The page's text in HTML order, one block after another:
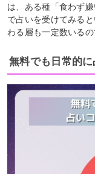
は、ある種「食わず
で占いを受けてみる
わる層も一定数いるの
無料でも日常的